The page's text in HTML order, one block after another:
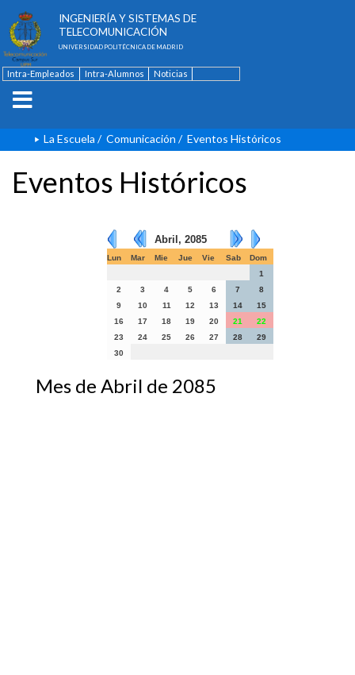
INGENIERÍA Y SISTEMAS DE
TELECOMUNICACIÓN
UNIVERSIDAD POLITÉCNICA DE MADRID
Intra-Empleados Intra-Alumnos
Noticias
La Escuela / Comunicación / Eventos Históricos
Eventos Históricos
Abril, 2085
Lun Mar Mie Jue Vie Sab
Dom
1
2
3 4 5 6 7
8
9
10 11 12 13 14
15
16
17 18 19 20 21
22
23
24 25 26 27 28
29
30
Mes de Abril de 2085